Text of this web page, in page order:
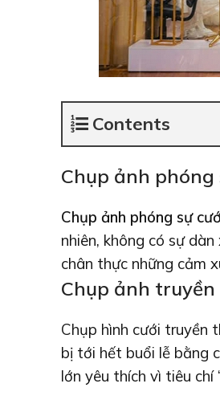
Contents
Chụp ảnh phóng
Chụp ảnh phóng sự
nhiên, không có sự
chân thực những cảm
Chụp ảnh
Chụp hình cưới truyền
bị tới hết buổi lễ bằng
lớn yêu thích vì tiêu chí